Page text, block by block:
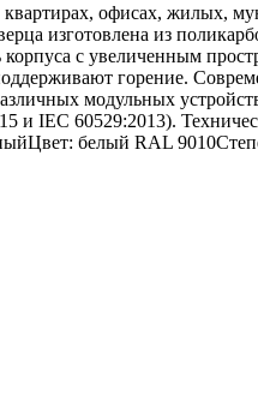
офисах, жилых,
изготовлена из
с увеличенным
горение.
модульных
и IEC 60529:2013).
белый RAL